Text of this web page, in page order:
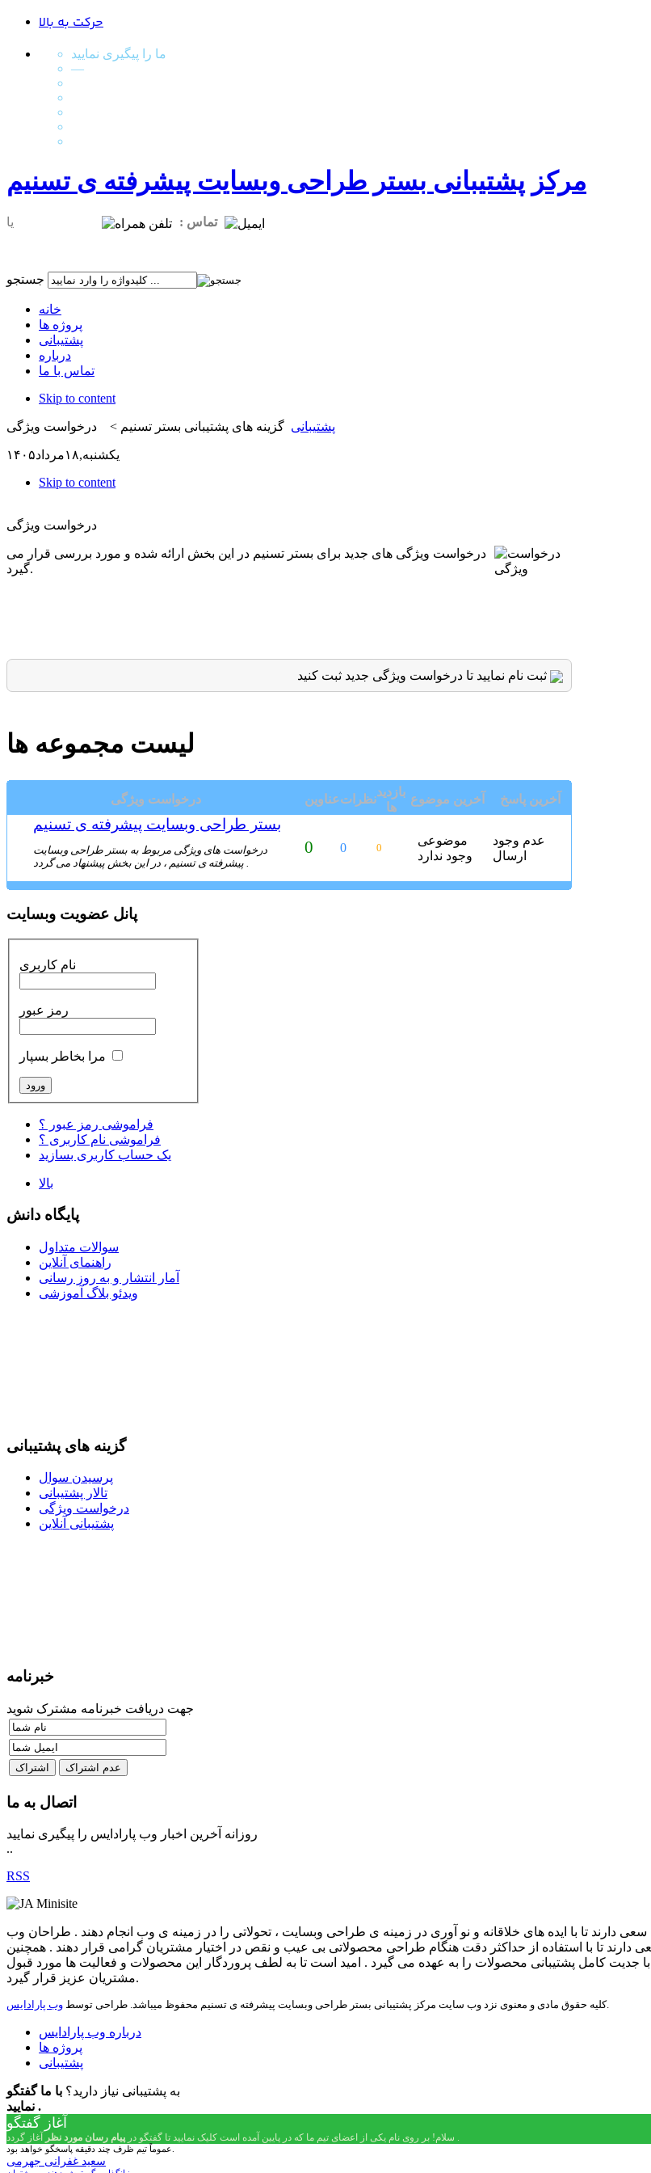
حرکت به بالا
ما را پیگیری نمایید
—
مرکز پشتیبانی بستر طراحی وبسایت پیشرفته ی تسنیم
تماس :یا
خانه
پروژه ها
پشتیبانی
درباره
تماس با ما
Skip to content
پشتیبانی گزینه های پشتیبانی بستر تسنیم > درخواست ویژگی
يكشنبه,۱۸مرداد۱۴۰۵
Skip to content
درخواست ویژگی
درخواست ویژگی های جدید برای بستر تسنیم در این بخش ارائه شده و مورد بررسی قرار می
گیرد.
ثبت نام نمایید تا درخواست ویژگی جدید ثبت کنید
لیست مجموعه ها
درخواست ویژگی عناویننظرات
بازدید
ها
آخرین موضوع آخرین پاسخ
بستر طراحی وبسایت پیشرفته ی تسنیم
درخواست های ویژگی مربوط به بستر طراحی وبسایت
پیشرفته ی تسنیم ، در این بخش پیشنهاد می گردد .
0 0 0
موضوعی
وجود ندارد
عدم وجود
ارسال
پانل عضویت وبسایت
نام کاربری
رمز عبور
مرا بخاطر بسپار
فراموشی رمز عبور ؟
فراموشی نام کاربری ؟
یک حساب کاربری بسازید
بالا
پایگاه دانش
سوالات متداول
راهنمای آنلاین
آمار انتشار و به روز رسانی
ویدئو بلاگ آموزشی
گزینه های پشتیبانی
پرسیدن سوال
تالار پشتیبانی
درخواست ویژگی
پشتیبانی آنلاین
خبرنامه
جهت دریافت خبرنامه مشترک شوید
اتصال به ما
روزانه آخرین اخبار وب پارادایس را پیگیری نمایید
..
RSS
دارند تا با ایده های خلاقانه و نو آوری در زمینه ی طراحی وبسایت ، تحولاتی را در زمینه ی وب انجام دهند . طراحان وب
دارند تا با استفاده از حداکثر دقت هنگام طراحی محصولاتی بی عیب و نقص در اختیار مشتریان گرامی قرار دهند . همچنین
جدیت کامل پشتیبانی محصولات را به عهده می گیرد . امید است تا به لطف پروردگار این محصولات و فعالیت ها مورد قبول
مشتریان عزیز قرار گیرد.
کلیه حقوق مادی و معنوی نزد وب سایت مرکز پشتیبانی بستر طراحی وبسایت پیشرفته ی تسنیم محفوظ میباشد. طراحی توسط وب پارادایس .
درباره وب پارادایس
پروژه ها
پشتیبانی
به پشتیبانی نیاز دارید؟ با ما گفتگو
نمایید .
آغاز گفتگو
سلام! بر روی نام یکی از اعضای تیم ما که در پایین آمده است کلیک نمایید تا گفتگو درپیام رسان مورد نظر آغاز گردد .
عموماً تیم ظرف چند دقیقه پاسخگو خواهد بود.
سعید غفرانی جهرمی